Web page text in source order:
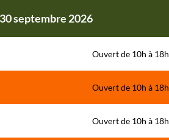
septembre 2026
Ouvert de 10h à 18h
Ouvert de 10h à 18h
Ouvert de 10h à 18h